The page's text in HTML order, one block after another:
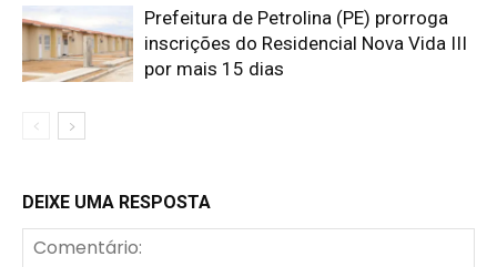
Prefeitura de Petrolina (PE) prorroga
inscrições do Residencial Nova Vida III
por mais 15 dias
DEIXE UMA RESPOSTA